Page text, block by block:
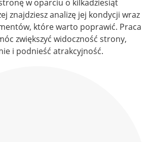
w oparciu o kilkadziesiąt
znajdziesz analizę jej kondycji wraz
które warto poprawić. Praca
zwiększyć widoczność strony,
i podnieść atrakcyjność.